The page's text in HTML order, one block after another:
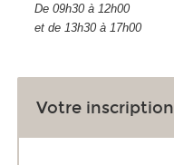
De 09h30 à 12h00
et de 13h30 à 17h00
Votre inscription